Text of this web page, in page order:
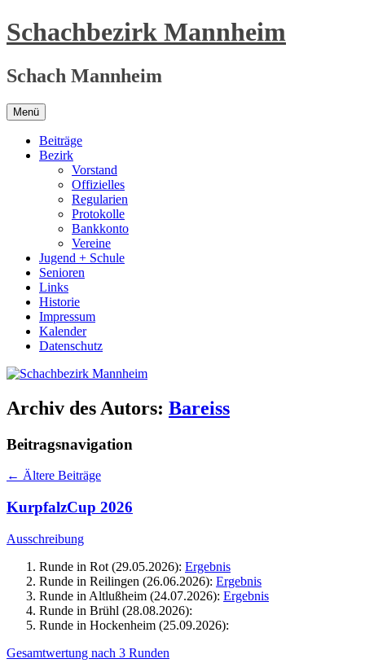
Zum
Inhalt
Schachbezirk Mannheim
Schach Mannheim
Menü
Beiträge
Bezirk
Vorstand
Offizielles
Regularien
Protokolle
Bankkonto
Vereine
Jugend + Schule
Senioren
Links
Historie
Impressum
Kalender
Datenschutz
Archiv des Autors: Bareiss
Beitragsnavigation
← Ältere Beiträge
KurpfalzCup 2026
Ausschreibung
Runde in Rot (29.05.2026): Ergebnis
Runde in Reilingen (26.06.2026): Ergebnis
Runde in Altlußheim (24.07.2026): Ergebnis
Runde in Brühl (28.08.2026):
Runde in Hockenheim (25.09.2026):
Gesamtwertung nach 3 Runden